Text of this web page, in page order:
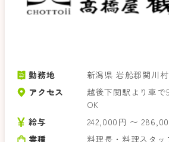
勤務地
新潟県 岩船郡関川村
アクセス
越後下関駅より車
OK
給与
242,000円 〜
業種
料理長・料理スタッ